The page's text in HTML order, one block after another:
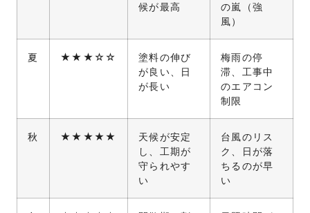
候が最高
の嵐（強
風）
夏 ★★★☆☆
塗料の伸び
が良い、日
が長い
梅雨の停
滞、工事中
のエアコン
制限
秋 ★★★★★
天候が安定
し、工期が
守られやす
い
台風のリス
ク、日が落
ちるのが早
い